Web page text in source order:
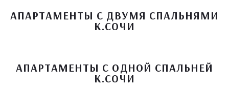
АПАРТАМЕНТЫ С ДВУМЯ СПАЛЬНЯМИ
К.СОЧИ
АПАРТАМЕНТЫ С ОДНОЙ СПАЛЬНЕЙ
К.СОЧИ